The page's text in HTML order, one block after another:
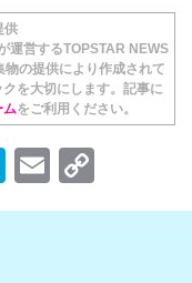
供
営するTOPSTAR NEWS
の提供により作成されて
を大切にします。記事に
ムをご利用ください。
H
at
E
m o